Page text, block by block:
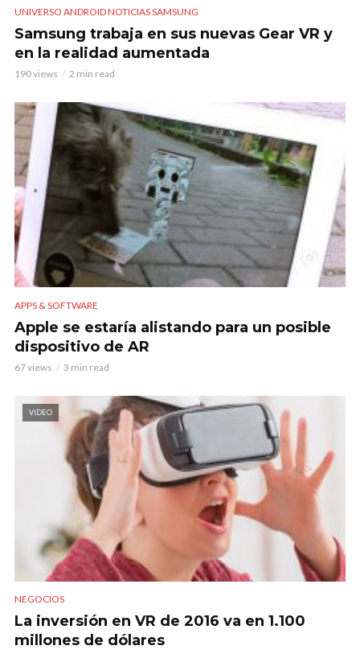
UNIVERSO ANDROID NOTICIAS SAMSUNG
Samsung trabaja en sus nuevas Gear VR y
en la realidad aumentada
190 views 2 min read
APPS & SOFTWARE
Apple se estaría alistando para un posible
dispositivo de AR
67 views 3 min read
VIDEO
NEGOCIOS
La inversión en VR de 2016 va en 1.100
millones de dólares